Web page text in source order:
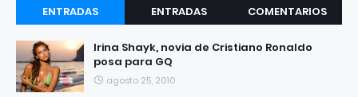
ENTRADAS
RECIENTES
ENTRADAS
COMENTARIOS
Irina Shayk, novia de Cristiano Ronaldo
posa para GQ
agosto 25, 2010